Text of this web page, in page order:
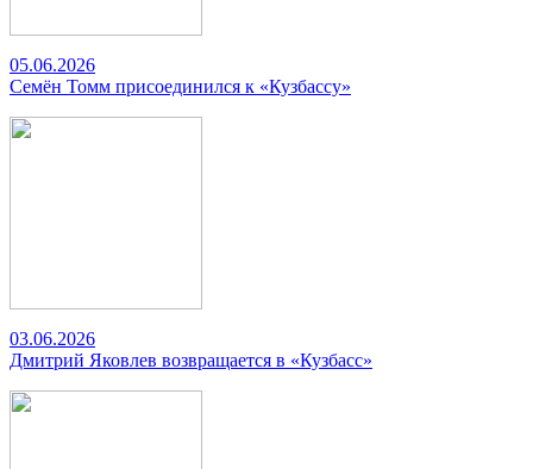
05.06.2026
Семён Томм присоединился к «Кузбассу»
03.06.2026
Дмитрий Яковлев возвращается в «Кузбасс»